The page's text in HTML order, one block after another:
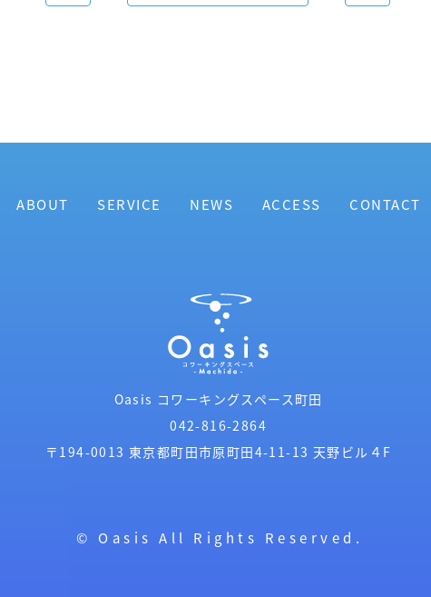
ABOUT SERVICE NEWS ACCESS CONTACT
Oasis コワーキングスペース町田
042-816-2864
〒194-0013 東京都町田市原町田4-11-13 天野ビル４F
© Oasis All Rights Reserved.